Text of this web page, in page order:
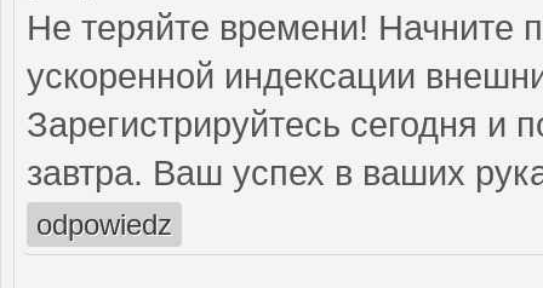
Не теряйте времени! Начните
ускоренной индексации
Зарегистрируйтесь сегодня и
завтра. Ваш успех в ваших
odpowiedz